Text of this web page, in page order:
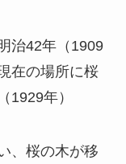
治42年（1909
在の場所に桜
1929年）
、桜の木が移